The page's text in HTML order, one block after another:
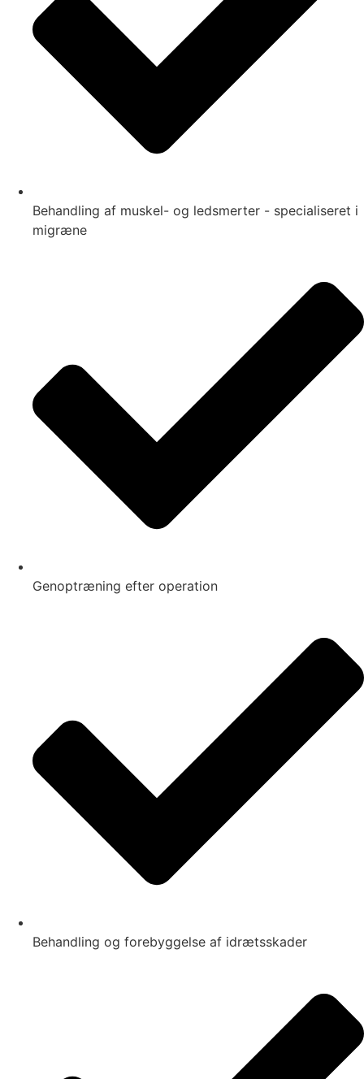
Behandling af muskel- og ledsmerter - specialiseret i
migræne
Genoptræning efter operation
Behandling og forebyggelse af idrætsskader